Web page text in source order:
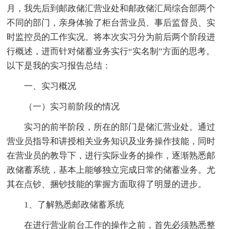
月，我先后到邮政储汇营业处和邮政储汇局综合部两个
不同的部门，亲身体验了柜台营业员、事后监督员、实
时监控员的工作实况。将本次实习分为前后两个阶段进
行概述，进而针对储蓄业务实行“实名制”方面的思考。
以下是我的实习报告总结：
一、实习概况
（一）实习前阶段的情况
实习的前半阶段，所在的部门是储汇营业处。通过
营业员指导和讲授相关业务知识及业务操作技能，同时
在营业员的教导下，进行实际业务的操作，逐渐熟悉邮
政储蓄系统，基本上能够独立完成日常的储蓄业务。尤
其在点钞、捆钞技能的掌握方面取得了明显的进步。
1、了解熟悉邮政储蓄系统
在进行营业前台工作的操作之前，首先必须熟悉整